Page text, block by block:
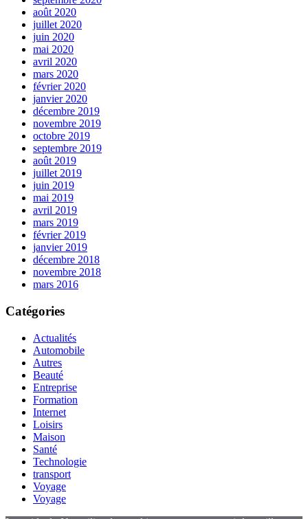
août 2020
juillet 2020
juin 2020
mai 2020
avril 2020
mars 2020
février 2020
janvier 2020
décembre 2019
novembre 2019
octobre 2019
septembre 2019
août 2019
juillet 2019
juin 2019
mai 2019
avril 2019
mars 2019
février 2019
janvier 2019
décembre 2018
novembre 2018
mars 2016
Catégories
Actualités
Automobile
Autres
Beauté
Entreprise
Formation
Internet
Loisirs
Maison
Santé
Technologie
transport
Voyage
Voyage